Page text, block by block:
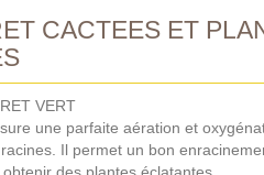
CACTEES ET
VERT
une parfaite aération et
Il permet un bon